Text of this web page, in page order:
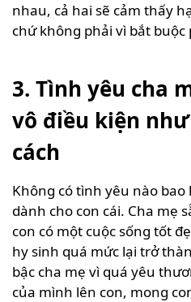
nhau, cả hai sẽ cảm thấy
chứ không phải vì bắt buộc
3. Tình yêu cha
vô điều kiện
cách
Không có tình yêu nào
dành cho con cái. Cha mẹ
con có một cuộc sống tốt
hy sinh quá mức lại trở
bậc cha mẹ vì quá yêu
của mình lên con, mong